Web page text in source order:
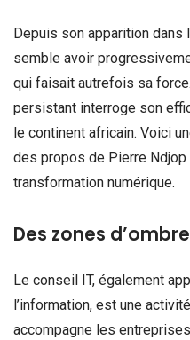
Depuis son apparition
semble avoir
qui faisait autrefois sa force.
persistant interroge son
le continent africain. Voici
des propos de Pierre
transformation numérique.
Des zones
Le conseil IT, également
l’information, est une
accompagne les